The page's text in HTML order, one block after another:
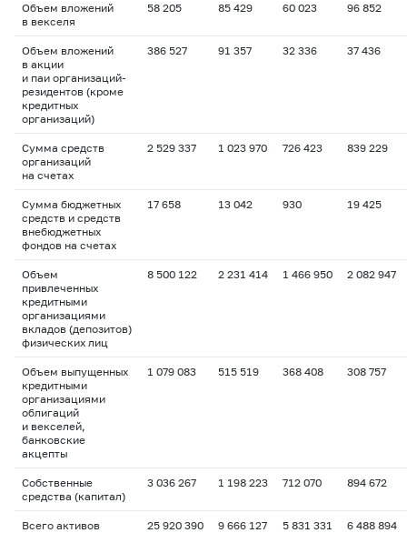
Объем вложений
в векселя
58 205 85 429 60 023 96 852
Объем вложений
в акции
и паи организаций-
резидентов (кроме
кредитных
организаций)
386 527 91 357 32 336 37 436
Сумма средств
организаций
на счетах
2 529 337 1 023 970 726 423 839 229
Сумма бюджетных
средств и средств
внебюджетных
фондов на счетах
17 658 13 042 930 19 425
Объем
привлеченных
кредитными
организациями
вкладов (депозитов)
физических лиц
8 500 122 2 231 414 1 466 950 2 082 947
Объем выпущенных
кредитными
организациями
облигаций
и векселей,
банковские
акцепты
1 079 083 515 519 368 408 308 757
Собственные
средства (капитал)
3 036 267 1 198 223 712 070 894 672
Всего активов 25 920 390 9 666 127 5 831 331 6 488 894